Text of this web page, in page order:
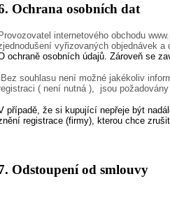
Ochrana osobních dat
internetového obchodu
vyřizovaných objednávek
ochraně osobních údajů. Zároveň se
Bez souhlasu není možné jakékoliv
( není nutná ), jsou
případě, že si kupující nepřeje být
registrace (firmy), kterou chce zrušit.
Odstoupení od smlouvy